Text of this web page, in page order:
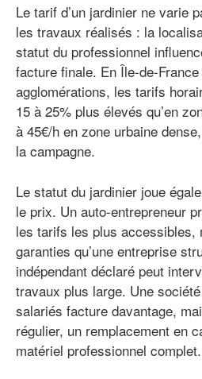
Le tarif d’un jardinier ne varie
les travaux réalisés : la
statut du professionnel
facture finale. En Île-de-
agglomérations, les tarifs
15 à 25% plus élevés qu’en
à 45€/h en zone urbaine
la campagne.
Le statut du jardinier joue
le prix. Un auto-entrepreneur
les tarifs les plus accessibles,
garanties qu’une entreprise
indépendant déclaré peut
travaux plus large. Une
salariés facture davantage,
régulier, un remplacement en
matériel professionnel complet.